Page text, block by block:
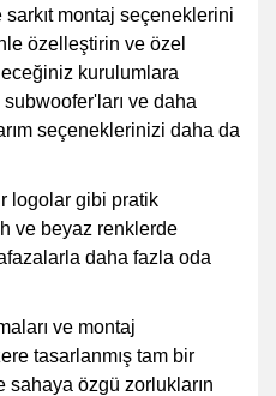
montaj seçeneklerini
özelleştirin ve özel
kurulumlara
ve daha
seçeneklerinizi daha da
logolar gibi pratik
ve beyaz renklerde
daha fazla oda
ve montaj
tasarlanmış tam bir
özgü zorlukların